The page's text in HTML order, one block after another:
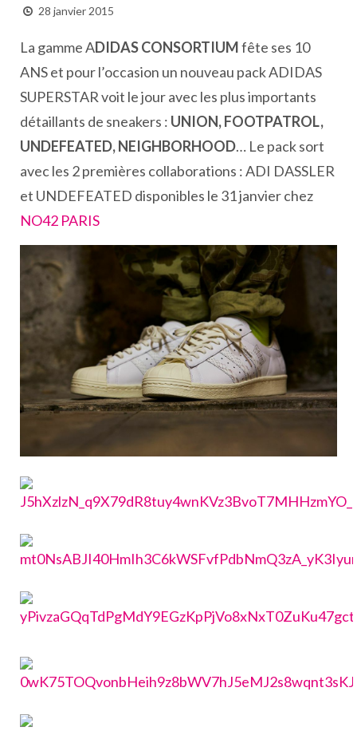
28 janvier 2015
La gamme ADIDAS CONSORTIUMfête ses 10
ANS et pour l’occasion un nouveau pack ADIDAS
SUPERSTAR voit le jour avec les plus importants
détaillants de sneakers : UNION, FOOTPATROL,
UNDEFEATED, NEIGHBORHOOD… Le pack sort
avec les 2 premières collaborations : ADI DASSLER
et UNDEFEATED disponibles le 31 janvier chez
NO42 PARIS